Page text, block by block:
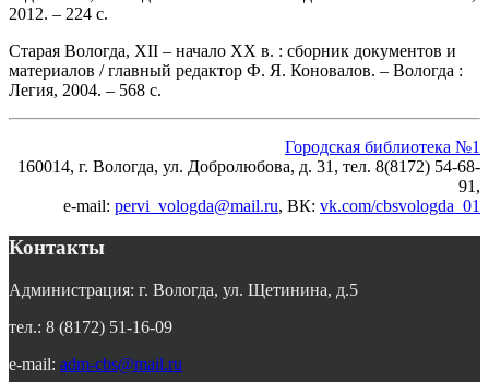
2012. – 224 с.
Старая Вологда, XII – начало XX в. : сборник документов и
материалов / главный редактор Ф. Я. Коновалов. – Вологда :
Легия, 2004. – 568 с.
Городская библиотека №1
160014, г. Вологда, ул. Добролюбова, д. 31, тел. 8(8172) 54-68-
91,
e-mail: pervi_vologda@mail.ru, ВК: vk.com/cbsvologda_01
Контакты
Администрация: г. Вологда, ул. Щетинина, д.5
тел.: 8 (8172) 51-16-09
e-mail: adm-cbs@mail.ru